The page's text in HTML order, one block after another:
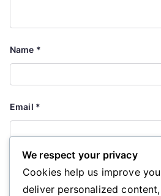
Name *
Email *
We respect your privacy
Cookies help us improve
deliver personalized